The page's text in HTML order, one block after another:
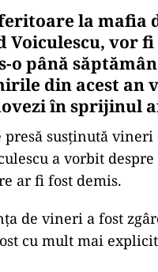
la mafia
Voiculescu, vor
o până
din acest an
în sprijinul
susținută
a vorbit
ar fi fost demis.
de vineri a fost
cu mult mai